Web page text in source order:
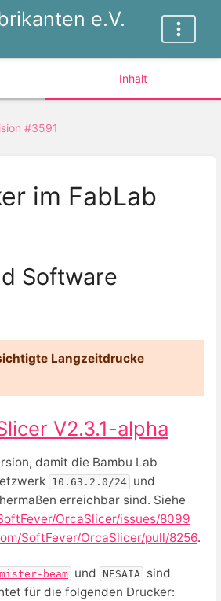
e.V.
Inhalt
#3591
im FabLab
Software
Langzeitdrucke
V2.3.1-alpha
damit die Bambu Lab
10.63.2.0/24 und
erreichbar sind. Siehe
OrcaSlicer/issues/8099
SoftFever/OrcaSlicer/pull/8256.
mister-beam und NESAIA sind
für die folgenden Drucker: